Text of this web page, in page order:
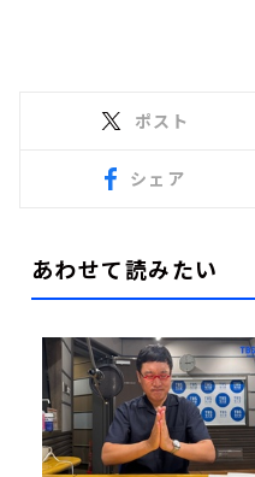
ポスト
シェア
あわせて読みたい